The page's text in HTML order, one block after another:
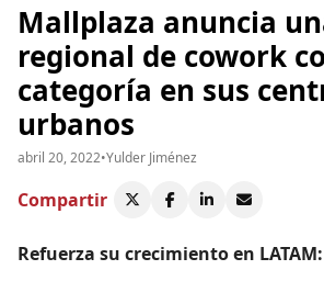
Mallplaza anuncia
regional de cowork
categoría en sus
urbanos
abril 20, 2022•Yulder Jiménez
Compartir
Refuerza su crecimiento en LATAM: